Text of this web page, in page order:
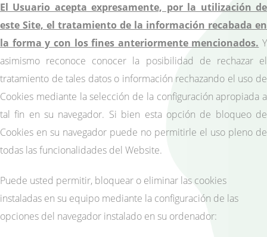
El Usuario acepta expresamente, por la utilización de
este Site, el tratamiento de la información recabada en
la forma y con los fines anteriormente mencionados. Y
asimismo reconoce conocer la posibilidad de rechazar el
tratamiento de tales datos o información rechazando el uso de
Cookies mediante la selección de la configuración apropiada a
tal fin en su navegador. Si bien esta opción de bloqueo de
Cookies en su navegador puede no permitirle el uso pleno de
todas las funcionalidades del Website.
Puede usted permitir, bloquear o eliminar las cookies
instaladas en su equipo mediante la configuración de las
opciones del navegador instalado en su ordenador: